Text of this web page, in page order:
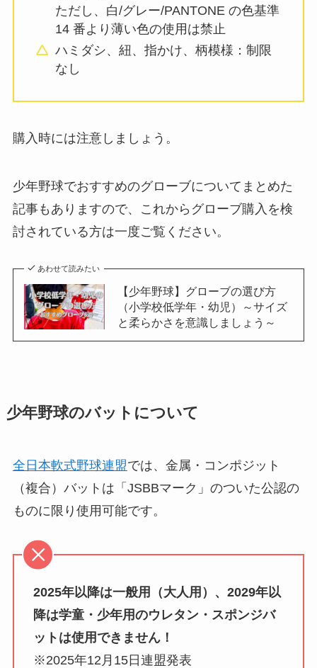
ただし、白/グレー/PANTONE の色基準
14 番より薄い色の使用は禁止
ハミダシ、紐、指かけ、柄模様：制限
なし
購入時には注意しましょう。
少年野球でおすすめのグローブについてまとめた
記事もありますので、これからグローブ購入を検
討されている方は一度ご覧ください。
あわせて読みたい
【少年野球】グローブの選び方
（小学校低学年・幼児）～サイズ
と柔らかさを意識しましょう～
少年野球のバットについて
全日本軟式野球連盟では、金属・コンポジット
（複合）バットは「JSBBマーク」のついた公認の
ものに限り使用可能です。
2025年以降は一般用（大人用）、2029年以
降は学童・少年用のウレタン・スポンジバ
ットは使用できません！
※2025年12月15日連盟発表